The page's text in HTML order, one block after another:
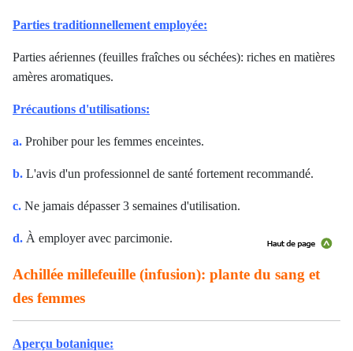
Parties traditionnellement employée:
Parties aériennes (feuilles fraîches ou séchées): riches en matières
amères aromatiques.
Précautions d'utilisations:
a. Prohiber pour les femmes enceintes.
b. L'avis d'un professionnel de santé fortement recommandé.
c. Ne jamais dépasser 3 semaines d'utilisation.
d. À employer avec parcimonie.
Achillée millefeuille (infusion): plante du sang et
des femmes
Aperçu botanique: